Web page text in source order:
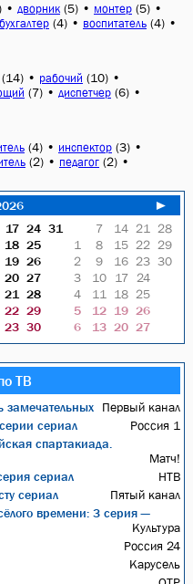
• дворник (5) • монтер (5) •
бухгалтер (4) • воспитатель (4) •
(14) • рабочий (10) •
(7) • диспетчер (6) •
(4) • инспектор (3) •
(2) • педагог (2) •
►
17 24 31
18 25
19 26
20 27
21
28
22 29
23 30
7 14 21
28
1
8 15 22 29
2
9 16 23 30
3
10 17
24
4
11 18 25
5
12 19 26
6
13 20 27
ТВ
Первый канал
сериал Россия 1
спартакиада.
Матч!
сериал НТВ
сериал Пятый канал
времени: 3 серия —
Культура
Россия 24
Карусель